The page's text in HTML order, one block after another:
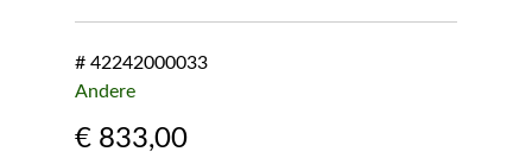
# 42242000033
Andere
€833,00